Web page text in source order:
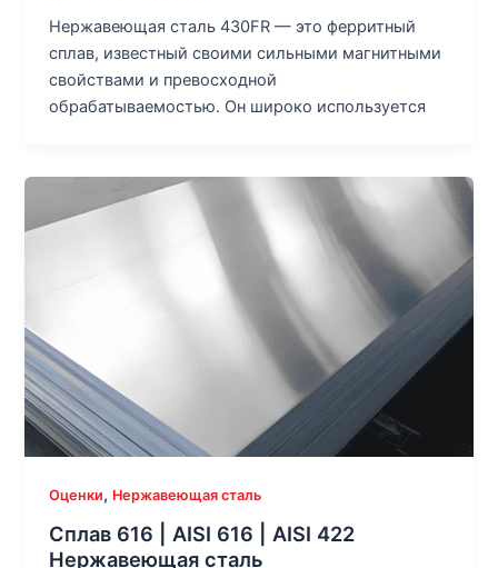
Нержавеющая сталь 430FR — это ферритный
сплав, известный своими сильными магнитными
свойствами и превосходной
обрабатываемостью. Он широко используется
Оценки, Нержавеющая сталь
Сплав 616 | AISI 616 | AISI 422
Нержавеющая сталь